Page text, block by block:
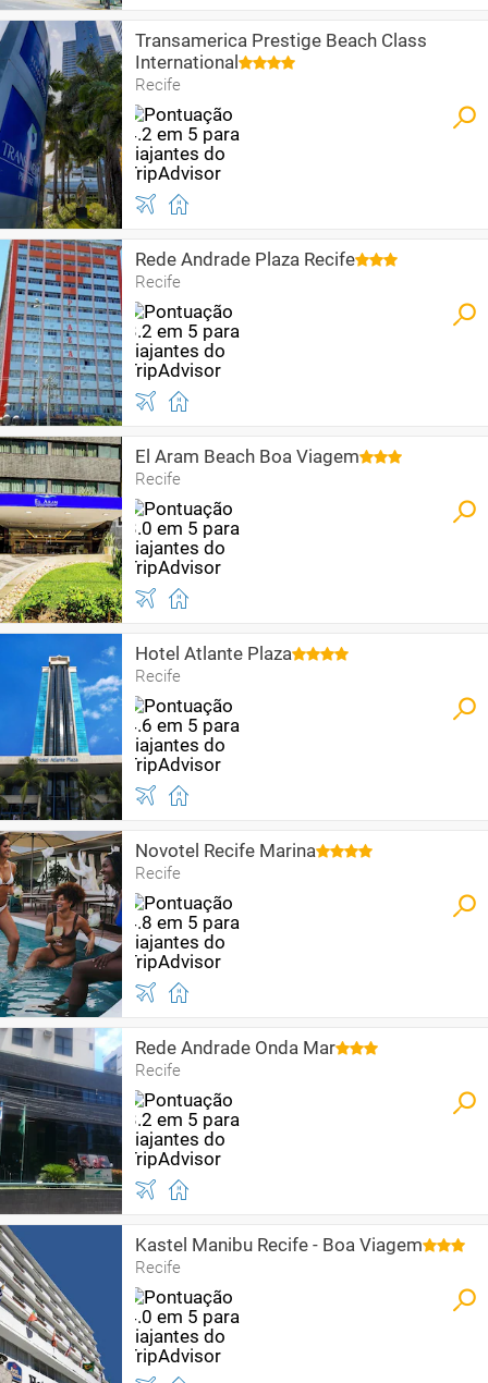
Transamerica Prestige Beach Class
International
Recife
Rede Andrade Plaza Recife
Recife
El Aram Beach Boa Viagem
Recife
Hotel Atlante Plaza
Recife
Novotel Recife Marina
Recife
Rede Andrade Onda Mar
Recife
Kastel Manibu Recife - Boa Viagem
Recife